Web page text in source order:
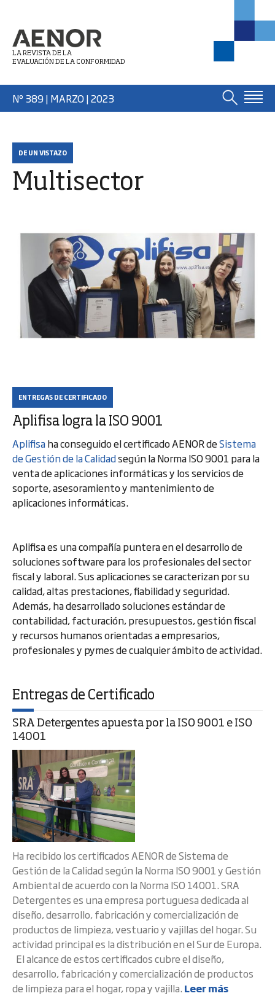
LA REVISTA DE LA
EVALUACIÓN DE LA CONFORMIDAD
Nº 389 | MARZO| 2023
DE UN VISTAZO
Multisector
ENTREGAS DE CERTIFICADO
Aplifisa logra la ISO 9001
Aplifisaha conseguido el certificado AENOR deSistema
de Gestión de la Calidadsegún la Norma ISO 9001 para la
venta de aplicaciones informáticas y los servicios de
soporte, asesoramiento y mantenimiento de
aplicaciones informáticas.
Aplifisa es una compañía puntera en el desarrollo de
soluciones software para los profesionales del sector
fiscal y laboral. Sus aplicaciones se caracterizan por su
calidad, altas prestaciones, fiabilidad y seguridad.
Además, ha desarrollado soluciones estándar de
contabilidad, facturación, presupuestos, gestión fiscal
y recursos humanos orientadas a empresarios,
profesionales y pymes de cualquier ámbito de actividad.
Entregas de Certificado
SRA Detergentes apuesta por la ISO 9001 e ISO
14001
Ha recibido los certificados AENOR de Sistema de
Gestión de la Calidad según la Norma ISO 9001 y Gestión
Ambiental de acuerdo con la Norma ISO 14001. SRA
Detergentes es una empresa portuguesa dedicada al
diseño, desarrollo, fabricación y comercialización de
productos de limpieza, vestuario y vajillas del hogar. Su
actividad principal es la distribución en el Sur de Europa.
El alcance de estos certificados cubre el diseño,
desarrollo, fabricación y comercialización de productos
de limpieza para el hogar, ropa y vajilla. Leer más